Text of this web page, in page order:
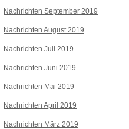
Nachrichten September 2019
Nachrichten August 2019
Nachrichten Juli 2019
Nachrichten Juni 2019
Nachrichten Mai 2019
Nachrichten April 2019
Nachrichten März 2019